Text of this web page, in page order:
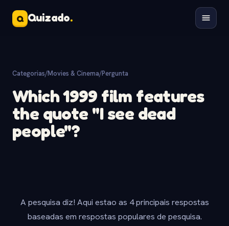
Q Quizado.
Categorias/Movies & Cinema/Pergunta
Which 1999 film features
the quote "I see dead
people"?
A pesquisa diz! Aqui estao as 4 principais respostas
baseadas em respostas populares de pesquisa.